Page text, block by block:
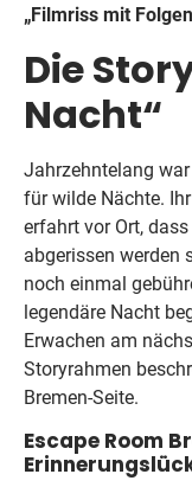
„Filmriss mit
Die
Nacht“
Jahrzehntelang
für wilde Nächte.
erfahrt vor Ort,
abgerissen werden
noch einmal
legendäre Nacht
Erwachen am
Storyrahmen
Bremen-Seite.
Escape Room